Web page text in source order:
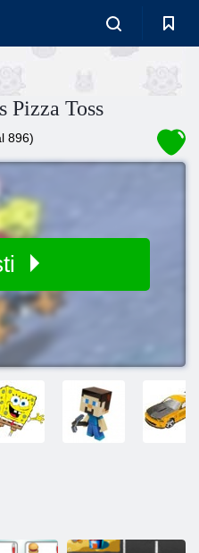
Pizza Toss
896)